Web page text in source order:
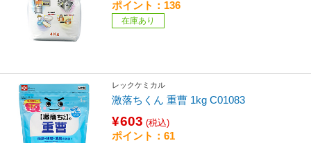
ポイント：136
在庫あり
レックケミカル
激落ちくん 重曹 1kg C01083
¥603 (税込)
ポイント：61